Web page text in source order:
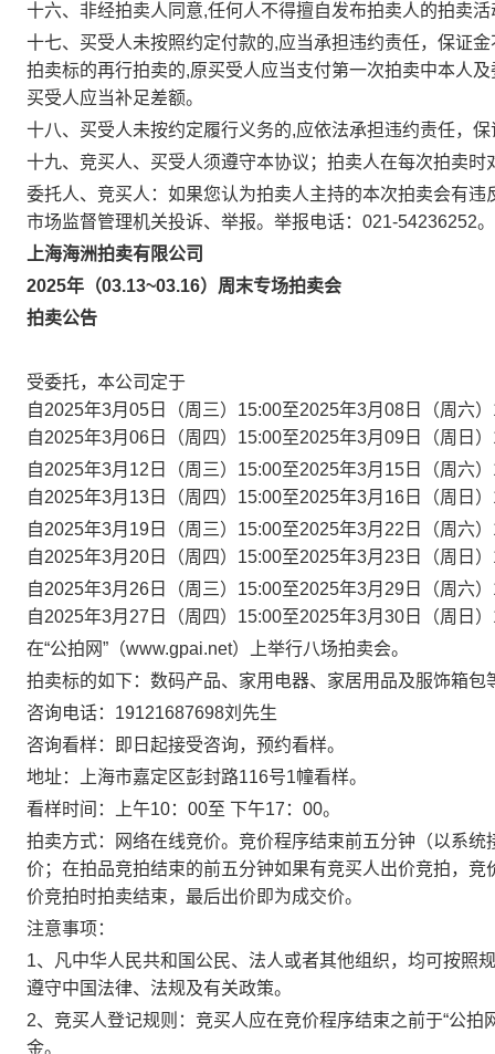
十六、非经拍卖人同意,任何人不得擅自发布拍卖人的拍卖
十七、买受人未按照约定付款的,应当承担违约责任，保证
拍卖标的再行拍卖的,原买受人应当支付第一次拍卖中本人
买受人应当补足差额。
十八、买受人未按约定履行义务的,应依法承担违约责任，
十九、竞买人、买受人须遵守本协议；拍卖人在每次拍卖
委托人、竞买人：如果您认为拍卖人主持的本次拍卖会有
市场监督管理机关投诉、举报。举报电话：021-54236252。
上海海洲拍卖有限公司
2025年（03.13~03.16）周末专场拍卖会
拍卖公告
受委托，本公司定于
自2025年3月05日（周三）15:00至2025年3月08日（周六
自2025年3月06日（周四）15:00至2025年3月09日（周日
自2025年3月12日（周三）15:00至2025年3月15日（周六
自2025年3月13日（周四）15:00至2025年3月16日（周日
自2025年3月19日（周三）15:00至2025年3月22日（周六
自2025年3月20日（周四）15:00至2025年3月23日（周日
自2025年3月26日（周三）15:00至2025年3月29日（周六
自2025年3月27日（周四）15:00至2025年3月30日（周日
在“公拍网”（www.gpai.net）上举行八场拍卖会。
拍卖标的如下：数码产品、家用电器、家居用品及服饰箱
咨询电话：19121687698刘先生
咨询看样：即日起接受咨询，预约看样。
地址：上海市嘉定区彭封路116号1幢看样。
看样时间：上午10：00至 下午17：00。
拍卖方式：网络在线竞价。竞价程序结束前五分钟（以系
价；在拍品竞拍结束的前五分钟如果有竞买人出价竞拍，
价竞拍时拍卖结束，最后出价即为成交价。
注意事项：
1、凡中华人民共和国公民、法人或者其他组织，均可按照
遵守中国法律、法规及有关政策。
2、竞买人登记规则：竞买人应在竞价程序结束之前于“公
金。